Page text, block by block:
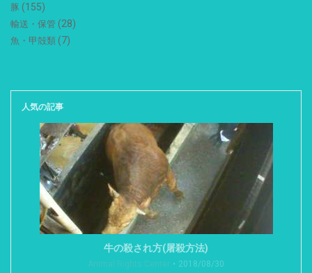
豚 (155)
輸送・保管 (28)
魚・甲殻類 (7)
人気の記事
牛の殺され方(屠殺方法)
Animal Rights Center 2018/08/30